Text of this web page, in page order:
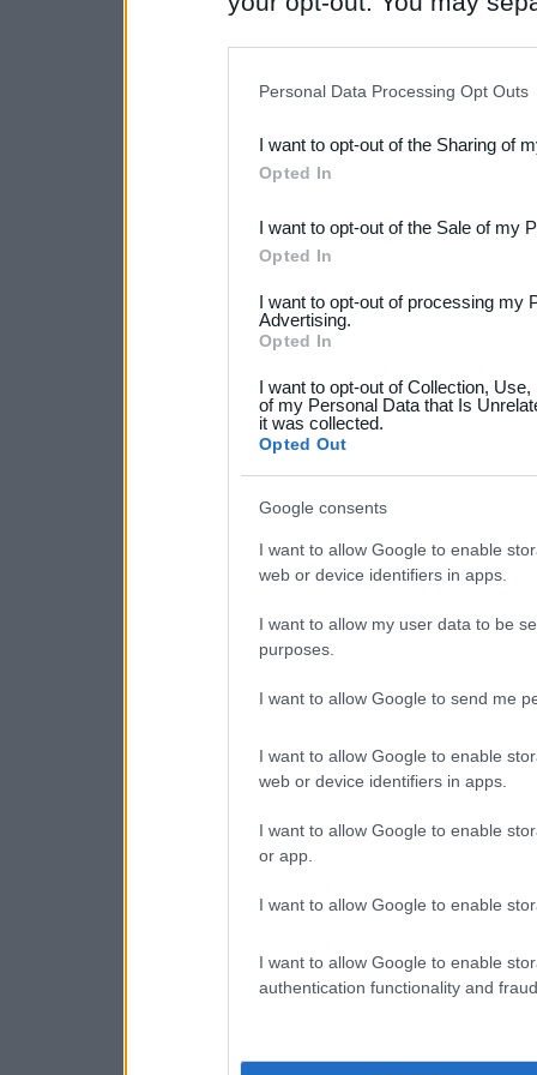
Downstream Participants
third parties.
Please note that this
not limited to your visit or
your data for below
consent section.
Personal Data Processing Opt Outs
I want to opt-out of the Sharing of
Opted In
I want to opt-out of the Sale of my
Opted In
I want to opt-out of processing my
Advertising.
Opted In
I want to opt-out of Collection,
of my Personal Data that Is
it was collected.
Opted Out
Google consents
I want to allow Google to enable
web or device identifiers in apps.
I want to allow my user data to be
purposes.
I want to allow Google to send me
I want to allow Google to enable
web or device identifiers in apps.
I want to allow Google to enable
or app.
I want to allow Google to enable
I want to allow Google to enable
authentication functionality and